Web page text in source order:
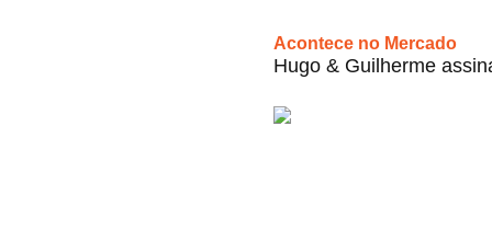
Acontece no Mercado
Hugo & Guilherme